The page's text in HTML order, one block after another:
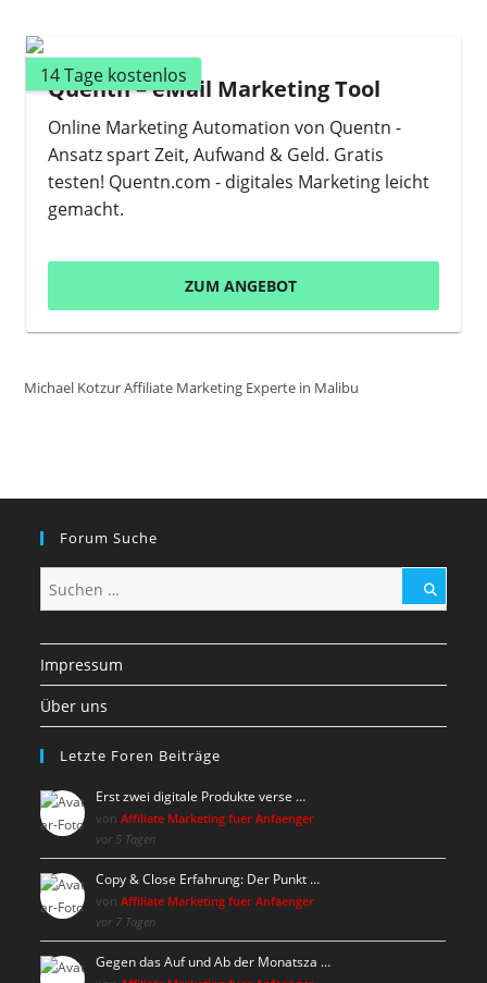
14 Tage kostenlos
Quentn – eMail Marketing Tool
Online Marketing Automation von Quentn -
Ansatz spart Zeit, Aufwand & Geld. Gratis
testen! Quentn.com - digitales Marketing leicht
gemacht.
ZUM ANGEBOT
Michael Kotzur Affiliate Marketing Experte in Malibu
Forum Suche
Impressum
Über uns
Letzte Foren Beiträge
Erst zwei digitale Produkte verse …
vonAffiliate Marketing fuer Anfaenger
vor 5 Tagen
Copy & Close Erfahrung: Der Punkt …
vonAffiliate Marketing fuer Anfaenger
vor 7 Tagen
Gegen das Auf und Ab der Monatsza …